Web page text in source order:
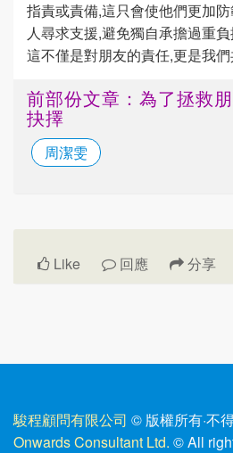
指責或責備,這只會使他們更加
人尋求支援,避免獨自承擔過重負
這不僅是對朋友的責任,更是我們
前部份文章：為了拯救
抉擇
周潔雯
Like 回應 分享
駿程顧問有限公司 © 版權所有·不
Onwards Consultant Ltd. © All